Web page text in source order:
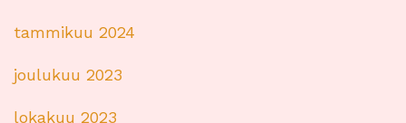
tammikuu 2024
joulukuu 2023
lokakuu 2023